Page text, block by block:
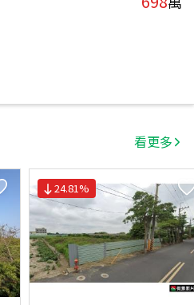
看更多
24.81%